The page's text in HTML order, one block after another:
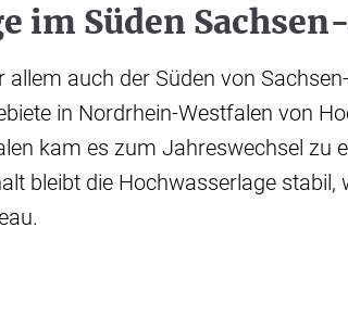
im Süden
allem auch der Süden von
in Nordrhein-Westfalen von
kam es zum Jahreswechsel zu
bleibt die Hochwasserlage stabil,